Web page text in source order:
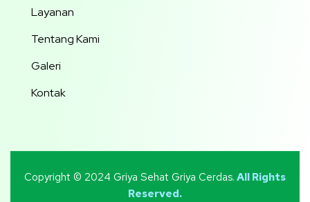
Layanan
Tentang Kami
Galeri
Kontak
Copyright © 2024 Griya Sehat Griya Cerdas. All Rights
Reserved.